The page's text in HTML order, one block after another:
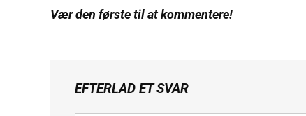
Vær den første til at kommentere!
EFTERLAD ET SVAR